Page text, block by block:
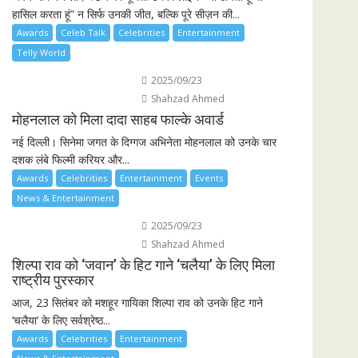
हासिल करता हूं” न सिर्फ उनकी जीत, बल्कि पूरे सीज़न की...
Awards Celeb Talk Celebrities
Entertainment
Telly World
2025/09/23
Shahzad Ahmed
मोहनलाल को मिला दादा साहब फाल्के अवार्ड
नई दिल्ली। सिनेमा जगत के दिग्गज अभिनेता मोहनलाल को उनके चार
दशक लंबे फिल्मी करियर और...
Awards Celebrities Entertainment
Events
News & Entertainment
2025/09/23
Shahzad Ahmed
शिल्पा राव को ‘जवान’ के हिट गाने ‘चलैया’ के लिए मिला
राष्ट्रीय पुरस्कार
आज, 23 सितंबर को मशहूर गायिका शिल्पा राव को उनके हिट गाने
‘चलैया’ के लिए सर्वश्रेष्ठ...
Awards Celebrities
Entertainment